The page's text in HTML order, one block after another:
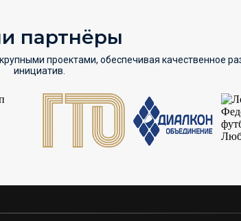
партнёры
проектами, обеспечивая качественное
инициатив.